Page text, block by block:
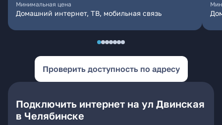
Минимальная цена
Домашний интернет, ТВ, мобильная связь
Проверить доступность по адресу
Подключить интернет на ул Двинская
в Челябинске